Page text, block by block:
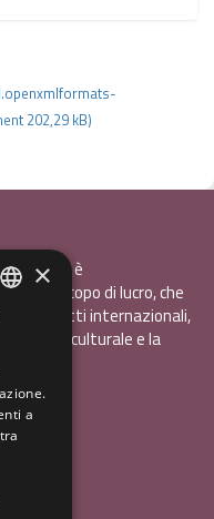
202,29 kB)
APSè
scopo di lucro, che
e i contatti internazionali,
interculturale e la
kB
GERMAN
×
a